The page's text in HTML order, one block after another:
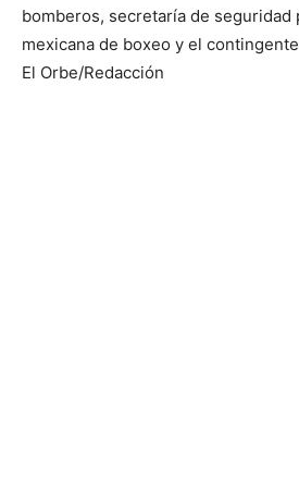
bomberos, secretaría de seguridad
mexicana de boxeo y el
El Orbe/Redacción